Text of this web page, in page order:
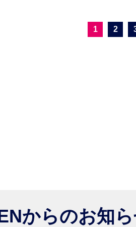
1 2
からのお知